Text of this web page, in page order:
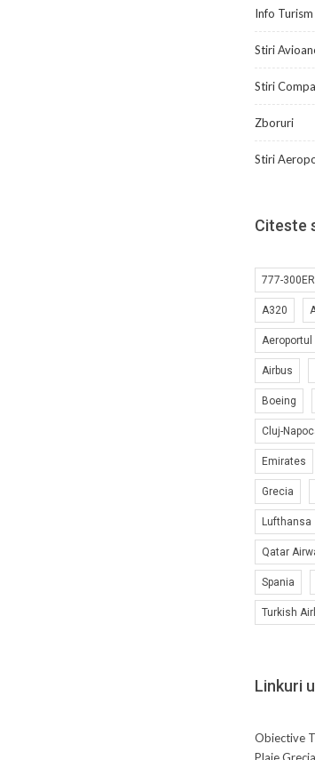
Info Turism
Stiri
Stiri
Zboruri
Stiri
Citeste
777-300ER
A320
Airbus
Boeing
Cluj-
Emirates
Grecia
Lufthansa
Qatar
Spania
Turkish
Linkuri
Obiective
Plaje Grecia